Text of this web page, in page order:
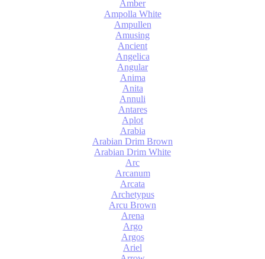
Amber
Ampolla White
Ampullen
Amusing
Ancient
Angelica
Angular
Anima
Anita
Annuli
Antares
Aplot
Arabia
Arabian Drim Brown
Arabian Drim White
Arc
Arcanum
Arcata
Archetypus
Arcu Brown
Arena
Argo
Argos
Ariel